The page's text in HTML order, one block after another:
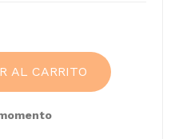
AL CARRITO